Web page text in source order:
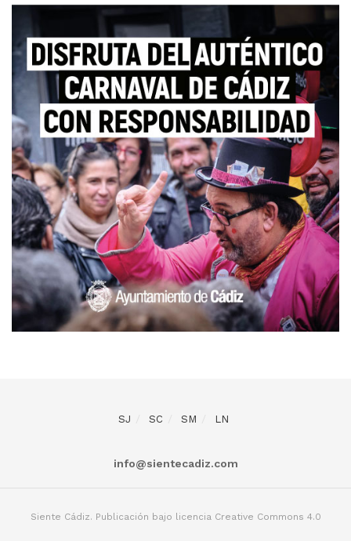
SJ SC SM LN
info@sientecadiz.com
Siente Cádiz. Publicación bajo licencia Creative Commons 4.0